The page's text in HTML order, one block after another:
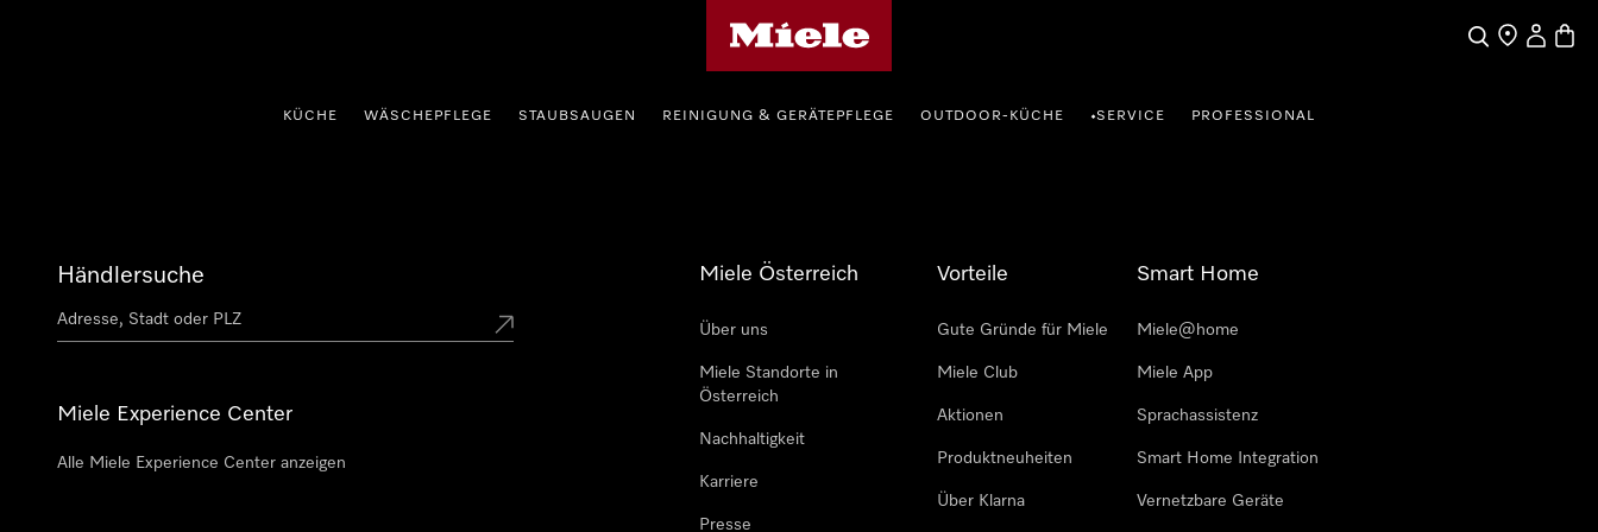
SucheHändlersuche
KÜCHE WÄSCHEPFLEGE STAUBSAUGEN REINIGUNG & GERÄTEPFLEGE OUTDOOR-KÜCHE •SERVICE PROFESSIONAL
Händlersuche
Miele Experience Center
Alle Miele Experience Center anzeigen
Miele Österreich
Über uns
Miele Standorte in
Österreich
Nachhaltigkeit
Karriere
Presse
Vorteile
Gute Gründe für Miele
Miele Club
Aktionen
Produktneuheiten
Über Klarna
Smart Home
Miele@home
Miele App
Sprachassistenz
Smart Home Integration
Vernetzbare Geräte